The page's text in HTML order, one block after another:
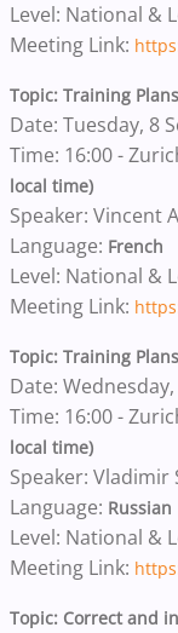
Level: National &
Meeting Link:
Topic: Training
Date: Tuesday, 8
Time: 16:00 -
local time)
Speaker: Vincent
Language: French
Level: National &
Meeting Link:
Topic: Training
Date:
Time: 16:00 -
local time)
Speaker: Vladimir
Language: Russian
Level: National &
Meeting Link:
Topic: Correct and